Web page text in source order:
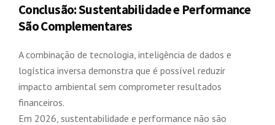
Conclusão: Sustentabilidade e Performance
São Complementares
A combinação de tecnologia, inteligência de dados e
logística inversa demonstra que é possível reduzir
impacto ambiental sem comprometer resultados
financeiros.
Em 2026, sustentabilidade e performance não são